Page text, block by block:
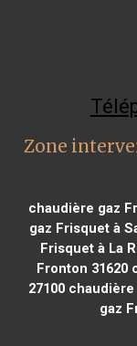
Zone
chaudière gaz
gaz Frisquet à
Frisquet à La
Fronton 31620
27100chaudière
gaz